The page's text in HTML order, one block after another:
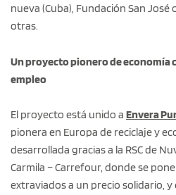
nueva (Cuba), Fundación San
otras.
Un proyecto pionero de economía
empleo
El proyecto está unido a Envera
pionera en Europa de reciclaje y
desarrollada gracias a la RSC de
Carmila – Carrefour, donde se
extraviados a un precio solidario,